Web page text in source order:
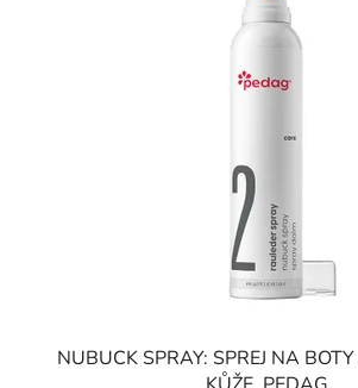
NUBUCK SPRAY: SPREJ NA